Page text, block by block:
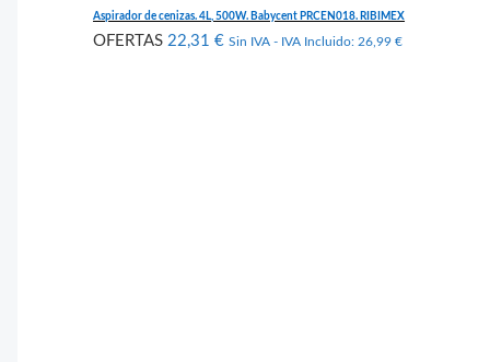
Aspirador de cenizas. 4L, 500W. Babycent PRCEN018. RIBIMEX
OFERTAS22,31€ Sin IVA - IVA Incluido: 26,99€